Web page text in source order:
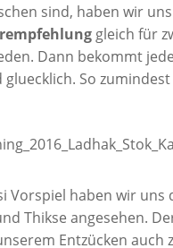
sind, haben wir uns
gleich für
Dann bekommt
gluecklich. So
Vorspiel haben wir uns
Thikse angesehen.
Entzücken auch